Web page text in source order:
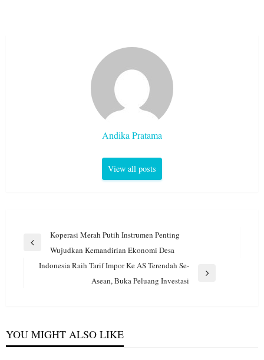
Andika Pratama
View all posts
Navigasi
pos
Previous
Koperasi Merah Putih Instrumen Penting
Wujudkan Kemandirian Ekonomi Desa
Indonesia Raih Tarif Impor Ke AS Terendah Se-
Asean, Buka Peluang Investasi
YOU MIGHT ALSO LIKE